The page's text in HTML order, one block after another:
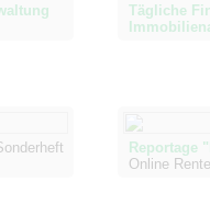
Tägliche
Reportage
Online